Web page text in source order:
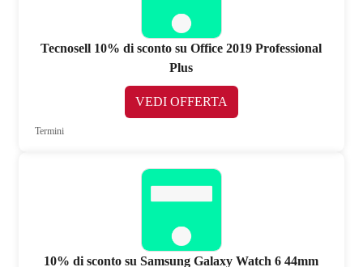
Tecnosell 10% di sconto su Office 2019 Professional
Plus
VEDI OFFERTA
Termini
10% di sconto su Samsung Galaxy Watch 6 44mm